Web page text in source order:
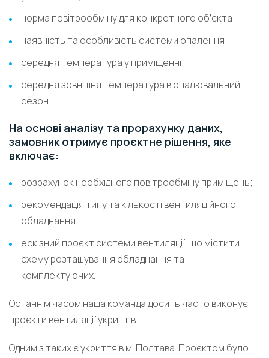
норма повітрообміну для конкретного об’єкта;
наявність та особливість системи опалення;
середня температура у приміщенні;
середня зовнішня температура в опалювальний
сезон.
На основі аналізу та прорахунку даних,
замовник отримує проєктне рішення, яке
включає:
розрахунок необхідного повітрообміну приміщень;
рекомендація типу та кількості вентиляційного
обладнання;
ескізний проєкт системи вентиляції, що містити
схему розташування обладнання та
комплектуючих.
Останнім часом наша команда досить часто виконує
проєкти вентиляції укриттів.
Одним з таких є укриття в м. Полтава. Проєктом було